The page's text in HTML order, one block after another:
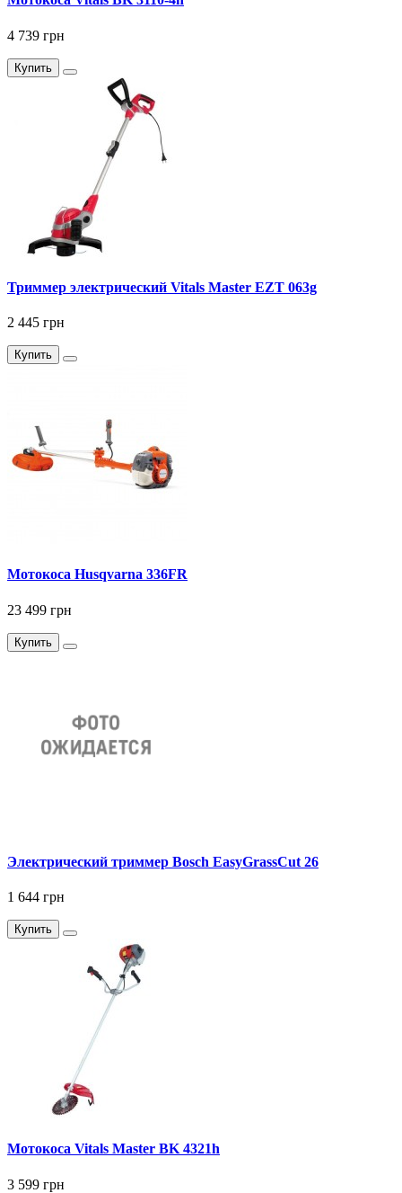
4 739 грн
Купить
Триммер электрический Vitals Master EZT 063g
2 445 грн
Купить
Мотокоса Husqvarna 336FR
23 499 грн
Купить
Электрический триммер Bosch EasyGrassCut 26
1 644 грн
Купить
Мотокоса Vitals Master BK 4321h
3 599 грн